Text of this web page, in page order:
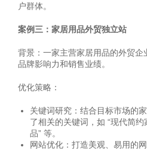
户群体。
案例三：家居用品外贸独立站
背景：一家主营家居用品的外贸
品牌影响力和销售业绩。
优化策略：
关键词研究：结合目标市场的
了相关的关键词，如 “现代简
品” 等。
网站优化：打造美观、易用的